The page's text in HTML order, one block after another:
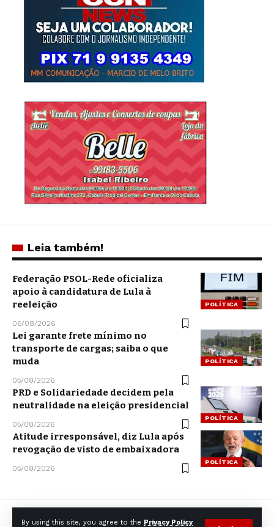
By using this site, you agree to the Privacy Policy
Leia também!
POLÍTICA
Federação PSOL-Rede oficializa
apoio à candidatura de Lula à
reeleição
06/08/2026
POLÍTICA
Lei garante frete mínimo no
transporte de cargas; saiba o que
muda
05/08/2026
POLÍTICA
PRD e Solidariedade decidem pela
neutralidade na eleição presidencial
05/08/2026
POLÍTICA
Atitude irresponsável, diz Lula após
revogação de visto de embaixadora
05/08/2026